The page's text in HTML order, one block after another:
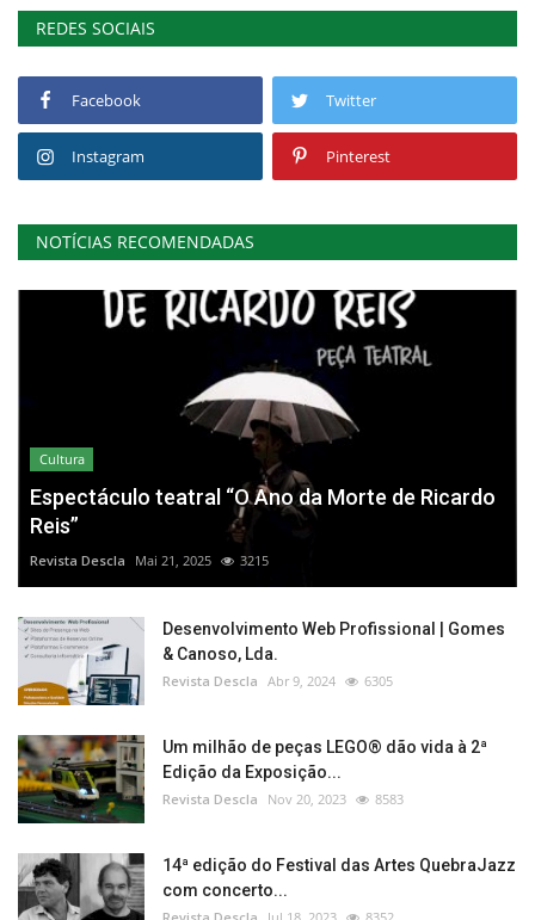
REDES SOCIAIS
Facebook Twitter
Instagram Pinterest
NOTÍCIAS RECOMENDADAS
Cultura
Espectáculo teatral “O Ano da Morte de Ricardo
Reis”
Revista Descla Mai 21, 2025 3215
Desenvolvimento Web Profissional | Gomes
& Canoso, Lda.
Revista Descla Abr 9, 2024 6305
Um milhão de peças LEGO® dão vida à 2ª
Edição da Exposição...
Revista Descla Nov 20, 2023 8583
14ª edição do Festival das Artes QuebraJazz
com concerto...